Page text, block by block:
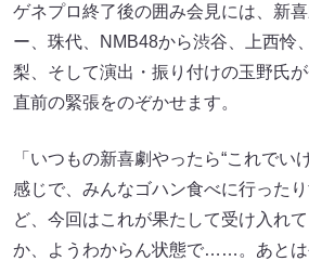
ゲネプロ終了後の囲み会見には、新
ー、珠代、NMB48から渋谷、上西怜
梨、そして演出・振り付けの玉野氏
直前の緊張をのぞかせます。
「いつもの新喜劇やったら“これでい
感じで、みんなゴハン食べに行った
ど、今回はこれが果たして受け入れ
か、ようわからん状態で……。あとは